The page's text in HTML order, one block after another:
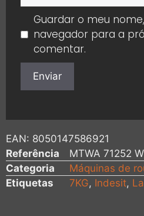
Guardar o meu
navegador para a
comentar.
EAN: 8050147586921
Referência
MTWA 71252
Categoria
Máquinas de
Etiquetas
7KG, Indesit,